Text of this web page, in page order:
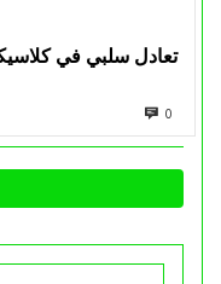
تعادل سلبي في
0